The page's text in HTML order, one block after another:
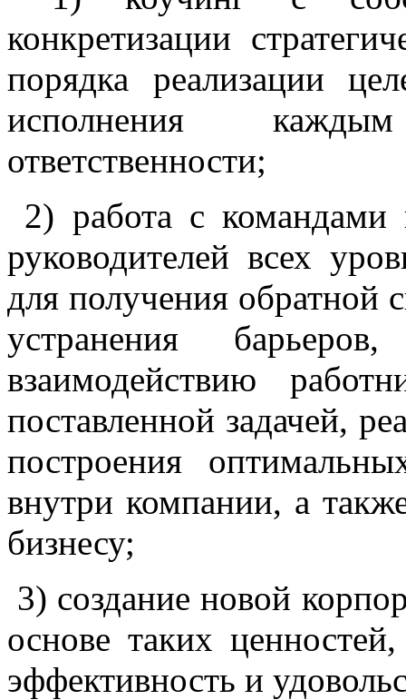
конкретизации
порядка реализации
исполнения
ответственности;
2) работа с командами
руководителей всех
для получения обратной
устранения
взаимодействию
поставленной задачей,
построения
внутри компании, а
бизнесу;
3) создание новой
основе таких
эффективность и